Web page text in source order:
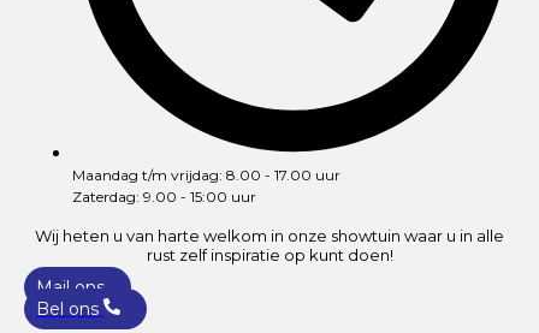
Maandag t/m vrijdag: 8.00 - 17.00 uur
Zaterdag: 9.00 - 15:00 uur
Wij heten u van harte welkom in onze showtuin waar u in alle
rust zelf inspiratie op kunt doen!
Mail ons
Bel ons